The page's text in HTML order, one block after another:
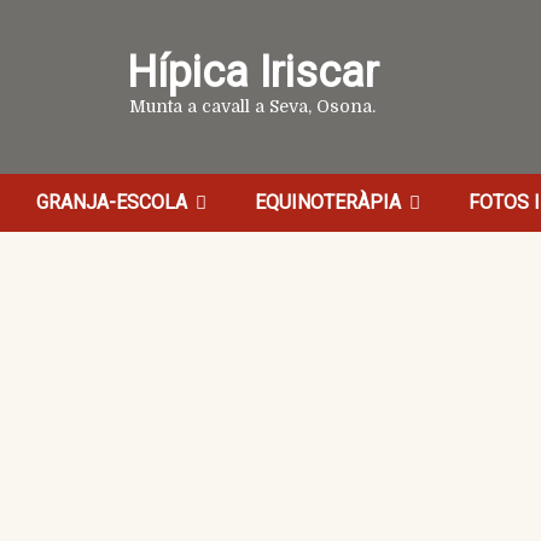
Hípica Iriscar
Munta a cavall a Seva, Osona.
GRANJA-ESCOLA EQUINOTERÀPIA FOTOS